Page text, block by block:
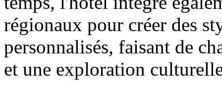
régionaux pour créer des
personnalisés, faisant de
et une exploration